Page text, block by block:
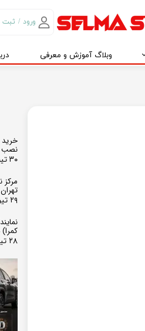
ورود / ثبت
تغییر
وبلاگ آموزش و معرفی
خرید
نصب
۳۰ تیر ۰۵
۲۹ تیر ۰۵
۲۸ تیر ۰۵